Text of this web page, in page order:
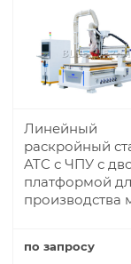
Линейный
раскройный
ATC с ЧПУ с
платформой
производства
по запросу